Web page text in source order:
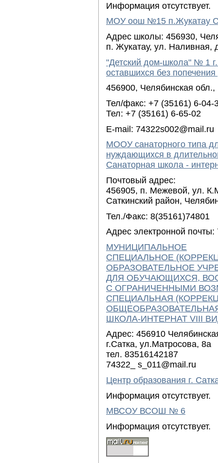
Информация отсутствует.
МОУ оош №15 п.Жукатау
Адрес школы: 456930,
п. Жукатау, ул. Наливная,
"Детский дом-школа" № 1
оставшихся без
456900, Челябинская
Тел/факс: +7 (35161) 6-04-
Тел: +7 (35161) 6-65-02
E-mail: 74322s002@mail.ru
МООУ санаторного типа
нуждающихся в
Санаторная школа -
Почтовый адрес:
456905, п. Межевой, ул.
Саткинский район,
Тел./Факс: 8(35161)74801
Адрес электронной
МУНИЦИПАЛЬНОЕ
СПЕЦИАЛЬНОЕ
ОБРАЗОВАТЕЛЬНОЕ
ДЛЯ ОБУЧАЮЩИХСЯ,
С ОГРАНИЧЕННЫМИ
СПЕЦИАЛЬНАЯ
ШКОЛА-ИНТЕРНАТ VIII
Адрес: 456910
г.Сатка, ул.Матросова, 8а
тел. 83516142187
74322_ s_011@mail.ru
Центр образования г.
Информация отсутствует.
МВСОУ ВСОШ № 6
Информация отсутствует.